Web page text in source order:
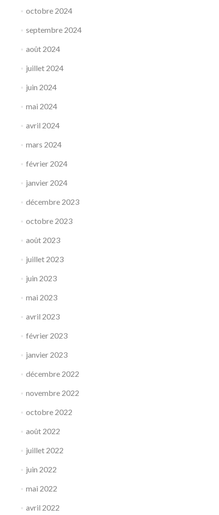
octobre 2024
septembre 2024
août 2024
juillet 2024
juin 2024
mai 2024
avril 2024
mars 2024
février 2024
janvier 2024
décembre 2023
octobre 2023
août 2023
juillet 2023
juin 2023
mai 2023
avril 2023
février 2023
janvier 2023
décembre 2022
novembre 2022
octobre 2022
août 2022
juillet 2022
juin 2022
mai 2022
avril 2022